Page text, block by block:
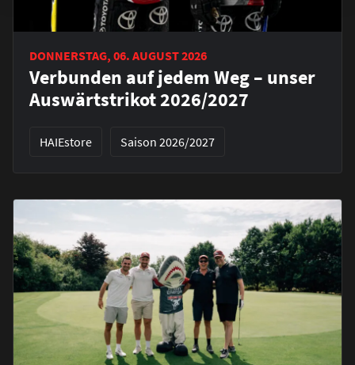
DONNERSTAG, 06. AUGUST 2026
Verbunden auf jedem Weg – unser
Auswärtstrikot 2026/2027
HAIEstore Saison 2026/2027